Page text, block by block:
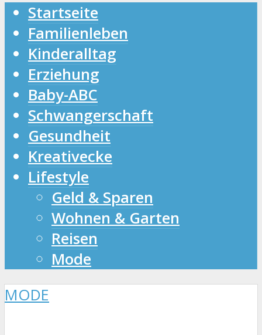
Startseite
Familienleben
Kinderalltag
Erziehung
Baby-ABC
Schwangerschaft
Gesundheit
Kreativecke
Lifestyle
Geld & Sparen
Wohnen & Garten
Reisen
Mode
MODE